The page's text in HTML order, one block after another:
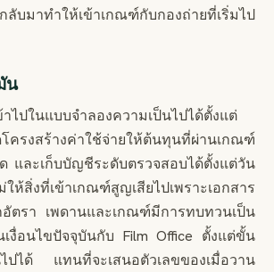
บมาทำให้เข้าเกณฑ์กับกองถ่ายที่เริ่มไป
น
าไปในแบบจำลองความเป็นไปได้ตั้งแต่
ครงสร้างค่าใช้จ่ายให้ต้นทุนที่ผ่านเกณฑ์
และเก็บบัญชีระดับตรวจสอบได้ตั้งแต่วัน
ที่เข้าเกณฑ์สูญเสียไปเพราะเอกสาร
ตรา เพดานและเกณฑ์มีการทบทวนเป็น
เงื่อนไขปัจจุบันกับ Film Office ตั้งแต่ขั้น
ไปได้ แทนที่จะเสนอตัวเลขของเมื่อวาน